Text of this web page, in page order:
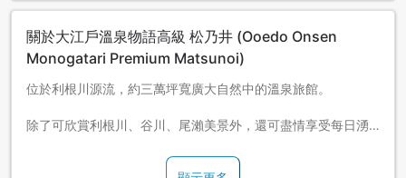
關於大江戶溫泉物語高級 松乃井 (Ooedo Onsen
Monogatari Premium Matsunoi)
位於利根川源流，約三萬坪寬廣大自然中的溫泉旅館。
除了可欣賞利根川、谷川、尾瀨美景外，還可盡情享受每日湧